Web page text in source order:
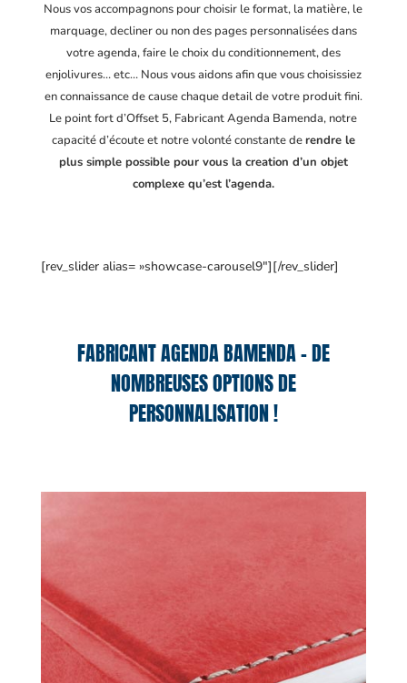
Nous vos accompagnons pour choisir le format, la matière, le
marquage, decliner ou non des pages personnalisées dans
votre agenda, faire le choix du conditionnement, des
enjolivures… etc… Nous vous aidons afin que vous choisissiez
en connaissance de cause chaque detail de votre produit fini.
Le point fort d’Offset 5, Fabricant Agenda Bamenda, notre
capacité d’écoute et notre volonté constante derendre le
plus simple possible pour vous la creation d’un objet
complexe qu’est l’agenda.
[rev_slider alias= »showcase-carousel9″][/rev_slider]
FABRICANT AGENDA BAMENDA – DE
NOMBREUSES OPTIONS DE
PERSONNALISATION !